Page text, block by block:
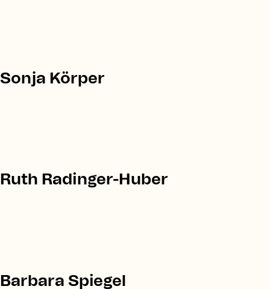
Sonja Körper
Ruth Radinger-Huber
Barbara Spiegel